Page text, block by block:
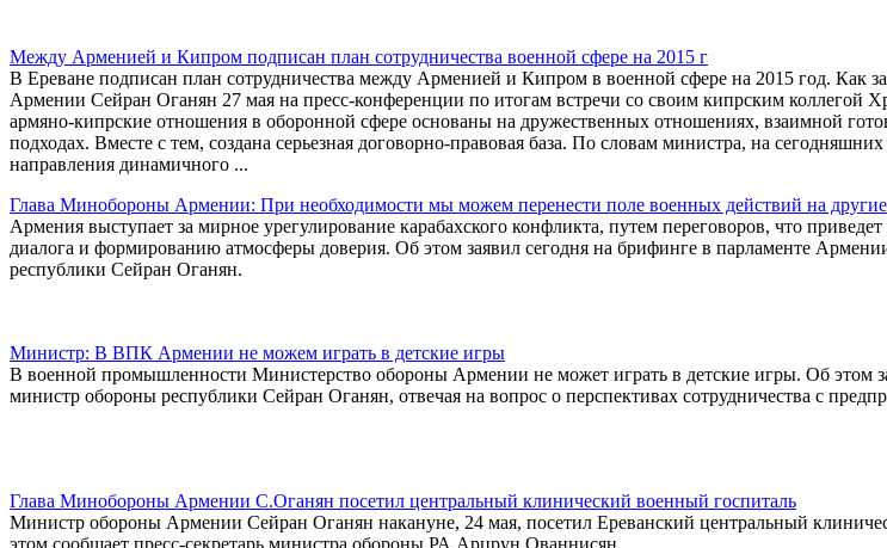
Между Арменией и Кипром подписан план сотрудничества военной сфере на 2015 г
В Ереване подписан план сотрудничества между Арменией и Кипром в военной сфере на 2015 год. Как
Армении Сейран Оганян 27 мая на пресс-конференции по итогам встречи со своим кипрским коллегой
армяно-кипрские отношения в оборонной сфере основаны на дружественных отношениях, взаимной
подходах. Вместе с тем, создана серьезная договорно-правовая база. По словам министра, на
направления динамичного ...
Глава Минобороны Армении: При необходимости мы можем перенести поле военных действий на другие
Армения выступает за мирное урегулирование карабахского конфликта, путем переговоров, что
диалога и формированию атмосферы доверия. Об этом заявил сегодня на брифинге в парламенте
республики Сейран Оганян.
Министр: В ВПК Армении не можем играть в детские игры
В военной промышленности Министерство обороны Армении не может играть в детские игры. Об этом
министр обороны республики Сейран Оганян, отвечая на вопрос о перспективах сотрудничества с
Глава Минобороны Армении С.Оганян посетил центральный клинический военный госпиталь
Министр обороны Армении Сейран Оганян накануне, 24 мая, посетил Ереванский центральный
этом сообщает пресс-секретарь министра обороны РА Арцрун Ованнисян.